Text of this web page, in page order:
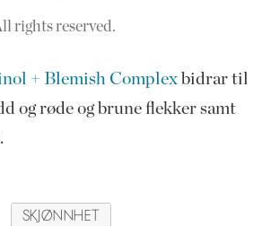
rights reserved.
+ Blemish Complex bidrar til
og røde og brune flekker samt
SKJØNNHET